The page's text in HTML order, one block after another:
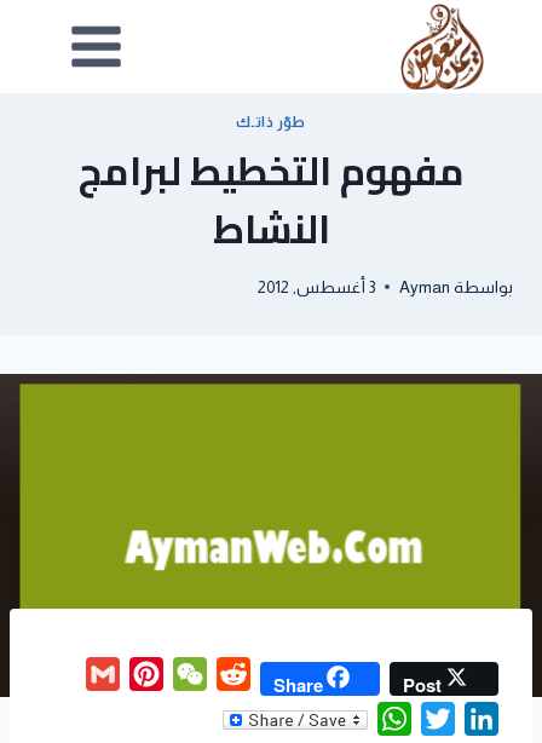
طوّر ذاتـك
مفهوم التخطيط لبرامج
النشاط
بواسطة Ayman 3 أغسطس, 2012
Post
Share
W
W